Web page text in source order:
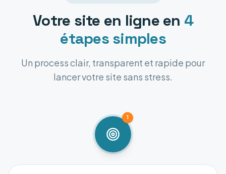
Votre site en ligne en 4
étapes simples
Un process clair, transparent et rapide pour
lancer votre site sans stress.
1